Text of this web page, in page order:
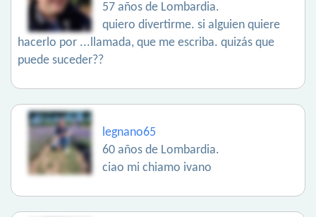
57 años de Lombardia.
quiero divertirme. si alguien quiere
hacerlo por ...llamada, que me escriba. quizás que
puede suceder??
legnano65
60 años de Lombardia.
ciao mi chiamo ivano